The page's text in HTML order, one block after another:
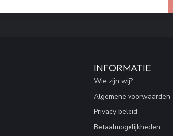
INFORMATIE
Wie zijn wij?
Algemene voorwaarden
Privacy beleid
Betaalmogelijkheden